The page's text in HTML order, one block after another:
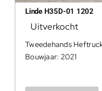
Linde H35D-01 1202
Uitverkocht
Tweedehands
Bouwjaar: 2021